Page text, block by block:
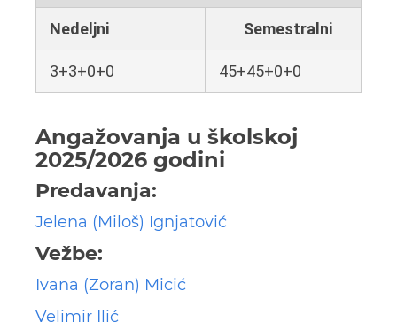
Nedeljni Semestralni
3+3+0+0 45+45+0+0
Angažovanja u školskoj
2025/2026 godini
Predavanja:
Jelena (Miloš) Ignjatović
Vežbe:
Ivana (Zoran) Micić
Velimir Ilić